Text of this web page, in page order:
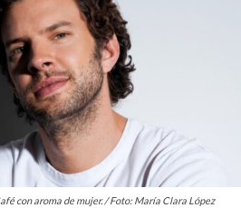
con aroma de mujer. / Foto: María Clara López